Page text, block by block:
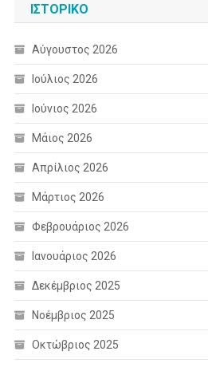
ΙΣΤΟΡΙΚΌ
Αύγουστος 2026
Ιούλιος 2026
Ιούνιος 2026
Μάιος 2026
Απρίλιος 2026
Μάρτιος 2026
Φεβρουάριος 2026
Ιανουάριος 2026
Δεκέμβριος 2025
Νοέμβριος 2025
Οκτώβριος 2025